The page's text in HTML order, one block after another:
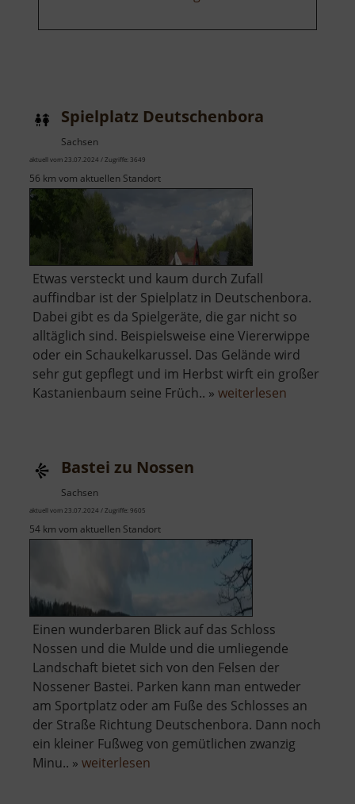
Spielplatz Deutschenbora
Sachsen
aktuell vom 23.07.2024 / Zugriffe: 3649
56 km vom aktuellen Standort
Etwas versteckt und kaum durch Zufall
auffindbar ist der Spielplatz in Deutschenbora.
Dabei gibt es da Spielgeräte, die gar nicht so
alltäglich sind. Beispielsweise eine Viererwippe
oder ein Schaukelkarussel. Das Gelände wird
sehr gut gepflegt und im Herbst wirft ein großer
Kastanienbaum seine Früch.. » weiterlesen
Bastei zu Nossen
Sachsen
aktuell vom 23.07.2024 / Zugriffe: 9605
54 km vom aktuellen Standort
Einen wunderbaren Blick auf das Schloss
Nossen und die Mulde und die umliegende
Landschaft bietet sich von den Felsen der
Nossener Bastei. Parken kann man entweder
am Sportplatz oder am Fuße des Schlosses an
der Straße Richtung Deutschenbora. Dann noch
ein kleiner Fußweg von gemütlichen zwanzig
Minu.. » weiterlesen